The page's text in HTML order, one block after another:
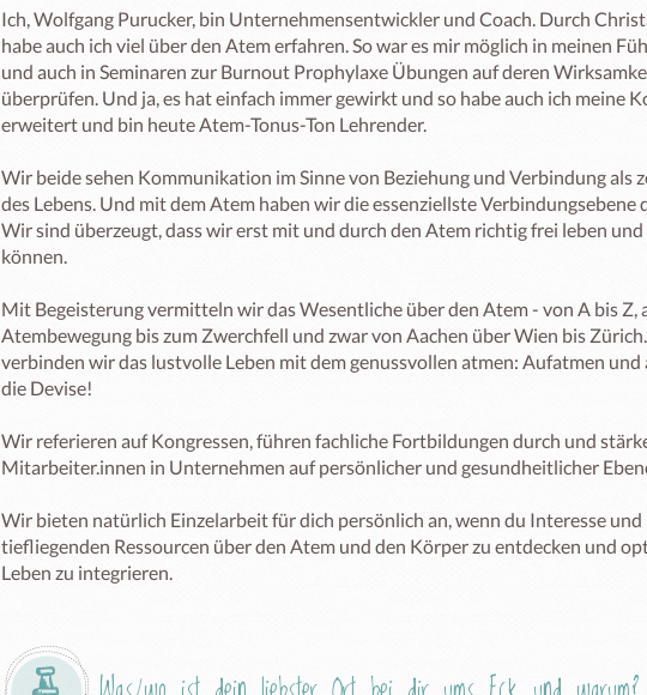
Ich, Wolfgang Purucker, bin Unternehmensentwickler und Coach. Durch
habe auch ich viel über den Atem erfahren. So war es mir möglich in meinen
und auch in Seminaren zur Burnout Prophylaxe Übungen auf deren
überprüfen. Und ja, es hat einfach immer gewirkt und so habe auch ich meine
erweitert und bin heute Atem-Tonus-Ton Lehrender.
Wir beide sehen Kommunikation im Sinne von Beziehung und Verbindung als
des Lebens. Und mit dem Atem haben wir die essenziellste Verbindungsebene
Wir sind überzeugt, dass wir erst mit und durch den Atem richtig frei leben
können.
Mit Begeisterung vermitteln wir das Wesentliche über den Atem - von A bis Z,
Atembewegung bis zum Zwerchfell und zwar von Aachen über Wien bis
verbinden wir das lustvolle Leben mit dem genussvollen atmen: Aufatmen
die Devise!
Wir referieren auf Kongressen, führen fachliche Fortbildungen durch und
Mitarbeiter.innen in Unternehmen auf persönlicher und gesundheitlicher
Wir bieten natürlich Einzelarbeit für dich persönlich an, wenn du Interesse und
tiefliegenden Ressourcen über den Atem und den Körper zu entdecken und